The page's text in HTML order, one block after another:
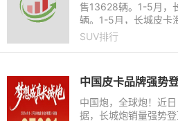
售13628辆。1-5月，
辆。1-5月，长城皮卡
增长14.8%。其中，5
SUV排行
中国炮，全球炮！近
据，长城炮销量强势